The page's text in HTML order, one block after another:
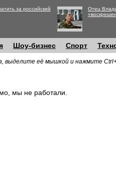
за российский
Отец
Шоу-бизнес Спорт
выделите её мышкой и нажмите
мы не работали.